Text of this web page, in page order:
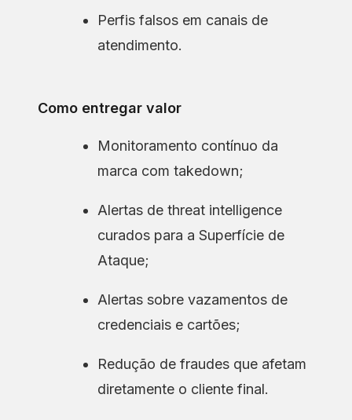
Perfis falsos em canais de
atendimento.
Como entregar valor
Monitoramento contínuo da
marca com takedown;
Alertas de threat intelligence
curados para a Superfície de
Ataque;
Alertas sobre vazamentos de
credenciais e cartões;
Redução de fraudes que afetam
diretamente o cliente final.